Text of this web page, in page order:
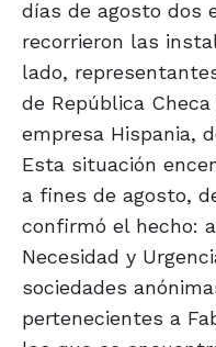
días de agosto dos
recorrieron las
lado,
de República
empresa Hispania,
Esta situación
a fines de agosto,
confirmó el hecho:
Necesidad y
sociedades
pertenecientes a